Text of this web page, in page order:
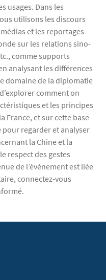
usages. Dans les
utilisons les discours
et les reportages
sur les relations sino-
comme supports
analysant les différences
domaine de la diplomatie
comment on
et les principes
France, et sur cette base
regarder et analyser
la Chine et la
respect des gestes
de l’événement est liée
connectez-vous